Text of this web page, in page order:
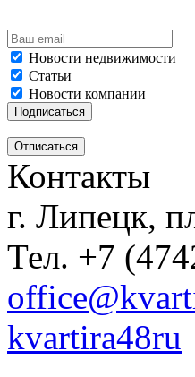
Новости недвижимости
Статьи
Новости компании
Контакты
г. Липецк,
Тел. +7
kvartira48ru